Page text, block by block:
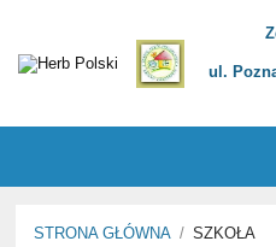
ul.
STRONA GŁÓWNA / SZKOŁA